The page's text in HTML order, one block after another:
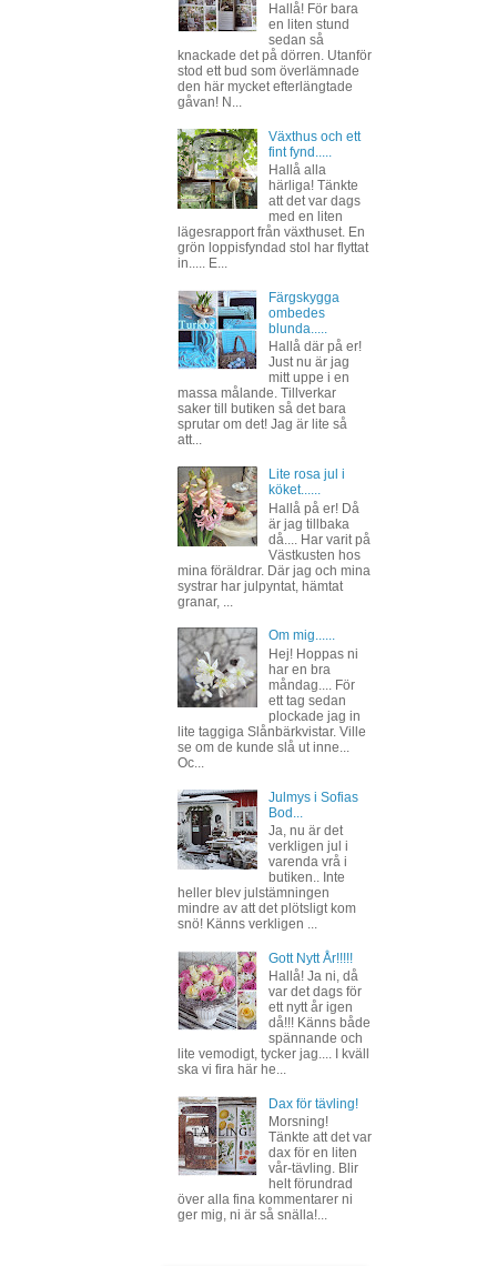
Hallå! För bara
en liten stund
sedan så
knackade det på dörren. Utanför
stod ett bud som överlämnade
den här mycket efterlängtade
gåvan! N...
Växthus och ett
fint fynd.....
Hallå alla
härliga! Tänkte
att det var dags
med en liten
lägesrapport från växthuset. En
grön loppisfyndad stol har flyttat
in..... E...
Färgskygga
ombedes
blunda.....
Hallå där på er!
Just nu är jag
mitt uppe i en
massa målande. Tillverkar
saker till butiken så det bara
sprutar om det! Jag är lite så
att...
Lite rosa jul i
köket......
Hallå på er! Då
är jag tillbaka
då.... Har varit på
Västkusten hos
mina föräldrar. Där jag och mina
systrar har julpyntat, hämtat
granar, ...
Om mig......
Hej! Hoppas ni
har en bra
måndag.... För
ett tag sedan
plockade jag in
lite taggiga Slånbärkvistar. Ville
se om de kunde slå ut inne...
Oc...
Julmys i Sofias
Bod...
Ja, nu är det
verkligen jul i
varenda vrå i
butiken.. Inte
heller blev julstämningen
mindre av att det plötsligt kom
snö! Känns verkligen ...
Gott Nytt År!!!!!
Hallå! Ja ni, då
var det dags för
ett nytt år igen
då!!! Känns både
spännande och
lite vemodigt, tycker jag.... I kväll
ska vi fira här he...
Dax för tävling!
Morsning!
Tänkte att det var
dax för en liten
vår-tävling. Blir
helt förundrad
över alla fina kommentarer ni
ger mig, ni är så snälla!...